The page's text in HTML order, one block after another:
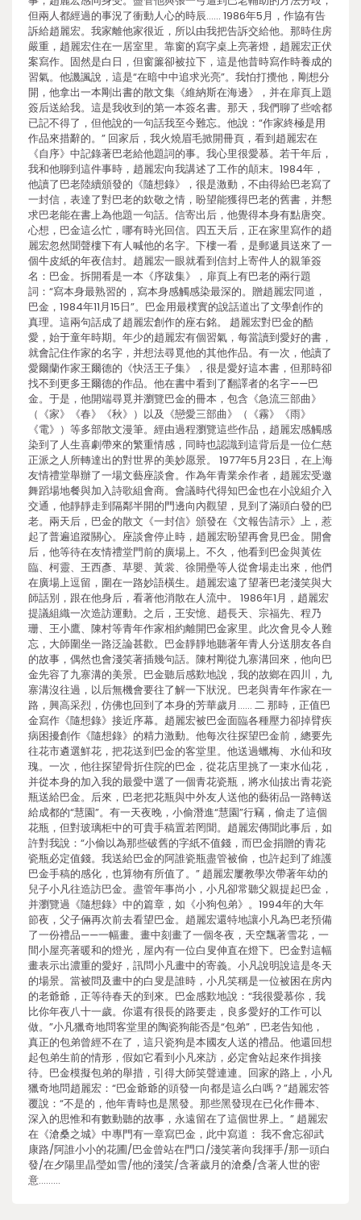
但兩人都經過的事況了衝動人心的時辰…… 1986年5月，作協有告
訴給趙麗宏。我家離他家很近，所以由我把告訴交給他。那時住房
嚴重，趙麗宏住在一居室里。靠窗的寫字桌上亮著燈，趙麗宏正伏
案寫作。固然是白日，但窗簾卻被拉下，這是他昔時寫作時養成的
習氣。他譏諷說，這是“在暗中中追求光亮”。我怕打攪他，剛想分
開，他拿出一本剛出書的散文集《維納斯在海邊》，并在扉頁上題
簽后送給我。這是我收到的第一本簽名書。那天，我們聊了些啥都
已記不得了，但他說的一句話我至今難忘。他說：“作家終極是用
作品來措辭的。” 回家后，我火燒眉毛掀開冊頁，看到趙麗宏在
《自序》中記錄著巴老給他題詞的事。我心里很愛慕。若干年后，
我和他聊到這件事時，趙麗宏向我講述了工作的顛末。1984年，
他讀了巴老陸續頒發的《隨想錄》，很是激動，不由得給巴老寫了
一封信，表達了對巴老的欽敬之情，盼望能獲得巴老的舊書，并懇
求巴老能在書上為他題一句話。信寄出后，他覺得本身有點唐突。
心想，巴金這么忙，哪有時光回信。四五天后，正在家里寫作的趙
麗宏忽然聞聲樓下有人喊他的名字。下樓一看，是郵遞員送來了一
個牛皮紙的年夜信封。趙麗宏一眼就看到信封上寄件人的親筆簽
名：巴金。拆開看是一本《序跋集》，扉頁上有巴老的兩行題
詞：“寫本身最熟習的，寫本身感觸感染最深的。贈趙麗宏同道，
巴金，1984年11月15日”。巴金用最樸實的說話道出了文學創作的
真理。這兩句話成了趙麗宏創作的座右銘。 趙麗宏對巴金的酷
愛，始于童年時期。年少的趙麗宏有個習氣，每當讀到愛好的書，
就會記住作家的名字，并想法尋覓他的其他作品。有一次，他讀了
愛爾蘭作家王爾德的《快活王子集》，很是愛好這本書，但那時卻
找不到更多王爾德的作品。他在書中看到了翻譯者的名字——巴
金。于是，他開端尋覓并瀏覽巴金的冊本，包含《急流三部曲》
（《家》《春》《秋》）以及《戀愛三部曲》（《霧》《雨》
《電》）等多部散文漫筆。經由過程瀏覽這些作品，趙麗宏感觸感
染到了人生喜劇帶來的繁重情感，同時也認識到這背后是一位仁慈
正派之人所轉達出的對世界的美妙愿景。 1977年5月23日，在上海
友情禮堂舉辦了一場文藝座談會。作為年青業余作者，趙麗宏受邀
舞蹈場地餐與加入詩歌組會商。會議時代得知巴金也在小說組介入
交通，他靜靜走到隔鄰半開的門邊向內觀望，見到了滿頭白發的巴
老。兩天后，巴金的散文《一封信》頒發在《文報告請示》上，惹
起了普遍追蹤關心。座談會停止時，趙麗宏盼望再會見巴金。開會
后，他等待在友情禮堂門前的廣場上。不久，他看到巴金與黃佐
臨、柯靈、王西彥、草嬰、黃裳、徐開壘等人從會場走出來，他們
在廣場上逗留，圍在一路妙語橫生。趙麗宏遠了望著巴老淺笑與大
師話別，跟在他身后，看著他消散在人流中。 1986年1月，趙麗宏
提議組織一次造訪運動。之后，王安憶、趙長天、宗福先、程乃
珊、王小鷹、陳村等青年作家相約離開巴金家里。此次會見令人難
忘，大師圍坐一路泛論甚歡。巴金靜靜地聽著年青人分送朋友各自
的故事，偶然也會淺笑著插幾句話。陳村剛從九寨溝回來，他向巴
金先容了九寨溝的美景。巴金聽后感歎地說，我的故鄉在四川，九
寨溝沒往過，以后無機會要往了解一下狀況。巴老與青年作家在一
路，興高采烈，仿佛也回到了本身的芳華歲月…… 二 那時，正值巴
金寫作《隨想錄》接近序幕。趙麗宏被巴金面臨各種壓力卻掉臂疾
病困擾創作《隨想錄》的精力激動。他每次往探望巴金前，總要先
往花市遴選鮮花，把花送到巴金的客堂里。他送過蠟梅、水仙和玫
瑰。一次，他往探望骨折住院的巴金，從花店里挑了一束水仙花，
并從本身的加入我的最愛中選了一個青花瓷瓶，將水仙拔出青花瓷
瓶送給巴金。后來，巴老把花瓶與中外友人送他的藝術品一路轉送
給成都的“慧園”。有一天夜晚，小偷潛進“慧園”行竊，偷走了這個
花瓶，但對玻璃柜中的可貴手稿置若罔聞。趙麗宏傳聞此事后，如
許對我說：“小偷以為那些破舊的字紙不值錢，而巴金捐贈的青花
瓷瓶必定值錢。我送給巴金的阿誰瓷瓶盡管被偷，也許起到了維護
巴金手稿的感化，也算物有所值了。” 趙麗宏屢教學次帶著年幼的
兒子小凡往造訪巴金。盡管年事尚小，小凡卻常聽父親提起巴金，
并瀏覽過《隨想錄》中的篇章，如《小狗包弟》。1994年的大年
節夜，父子倆再次前去看望巴金。趙麗宏還特地讓小凡為巴老預備
了一份禮品——一幅畫。畫中刻畫了一個冬夜，天空飄著雪花，一
間小屋亮著暖和的燈光，屋內有一位白叟伸直在燈下。巴金對這幅
畫表示出濃重的愛好，訊問小凡畫中的寄義。小凡說明說這是冬天
的場景。當被問及畫中的白叟是誰時，小凡笑稱是一位被困在房內
的老爺爺，正等待春天的到來。巴金感歎地說：“我很愛慕你，我
比你年夜八十一歲。你還有很長的路要走，良多愛好的工作可以
做。”小凡獵奇地問客堂里的陶瓷狗能否是“包弟”，巴老告知他，
真正的包弟曾經不在了，這只瓷狗是本國友人送的禮品。他還回想
起包弟生前的情形，假如它看到小凡來訪，必定會站起來作揖接
待。巴金模擬包弟的舉措，引得大師笑聲連連。回家的路上，小凡
獵奇地問趙麗宏：“巴金爺爺的頭發一向都是這么白嗎？”趙麗宏答
覆說：“不是的，他年青時也是黑發。那些黑發現在已化作冊本、
深入的思惟和有數動聽的故事，永遠留在了這個世界上。” 趙麗宏
在《滄桑之城》中專門有一章寫巴金，此中寫道： 我不會忘卻武
康路/阿誰小小的花圃/巴金曾站在門口/淺笑著向我揮手/那一頭白
發/在夕陽里晶瑩如雪/他的淺笑/含著歲月的滄桑/含著人世的密
意………